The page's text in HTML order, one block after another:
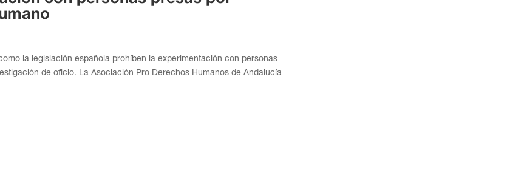
la legislación española prohíben la experimentación con personas
de oficio. La Asociación Pro Derechos Humanos de Andalucía